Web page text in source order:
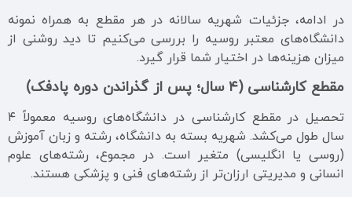
در ادامه، جزئیات شهریه سالانه در هر مقطع به همراه نمونه
دانشگاه‌های معتبر روسیه را بررسی می‌کنیم تا دید روشنی از
میزان هزینه‌ها در اختیار شما قرار گیرد.
مقطع کارشناسی (۴ سال؛ پس از گذراندن دوره پادفک)
تحصیل در مقطع کارشناسی در دانشگاه‌های روسیه معمولاً ۴
سال طول می‌کشد. شهریه بسته به دانشگاه، رشته و زبان آموزش
(روسی یا انگلیسی) متغیر است. در مجموع، رشته‌های علوم
انسانی و مدیریتی ارزان‌تر از رشته‌های فنی و پزشکی هستند.